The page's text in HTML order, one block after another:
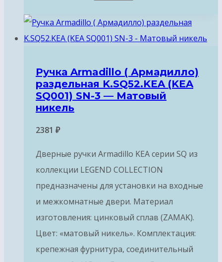
Ручка Armadillo ( Армадилло)
раздельная K.SQ52.KEA (KEA
SQ001) SN-3 — Матовый
никель
2381 ₽
Дверные ручки Armadillo KEA серии SQ из
коллекции LEGEND COLLECTION
предназначены для установки на входные
и межкомнатные двери. Материал
изготовления: цинковый сплав (ZAMAK).
Цвет: «матовый никель». Комплектация:
крепежная фурнитура, соединительный